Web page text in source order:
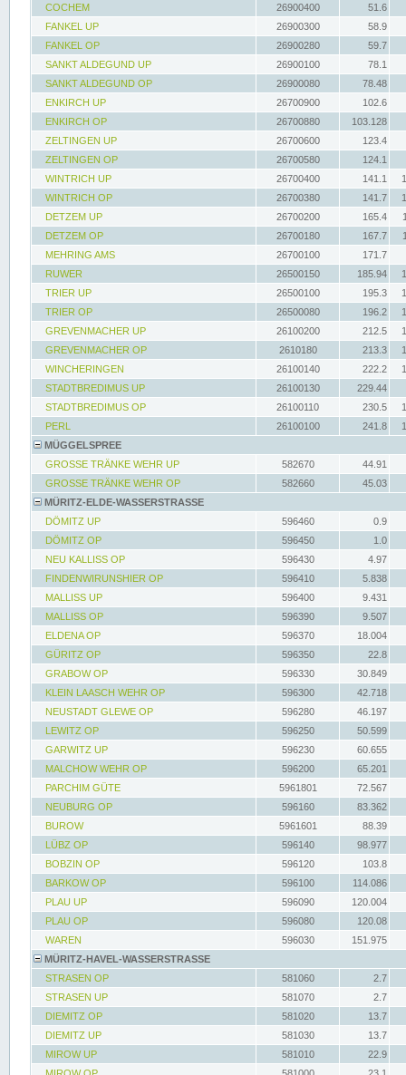
COCHEM
26900400
51.6
FANKEL UP
26900300
58.9
FANKEL OP
26900280
59.7
SANKT ALDEGUND UP
26900100
78.1
SANKT ALDEGUND OP
26900080
78.48
ENKIRCH UP
26700900
102.6
ENKIRCH OP
26700880
103.128
ZELTINGEN UP
26700600
123.4
ZELTINGEN OP
26700580
124.1
WINTRICH UP
26700400 141.1
WINTRICH OP
26700380 141.7
DETZEM UP
26700200 165.4
DETZEM OP
26700180 167.7
MEHRING AMS
26700100
171.7
RUWER
26500150 185.94
TRIER UP
26500100 195.3
TRIER OP
26500080 196.2
GREVENMACHER UP
26100200 212.5
GREVENMACHER OP
2610180 213.3
WINCHERINGEN
26100140 222.2
STADTBREDIMUS UP
26100130
229.44
STADTBREDIMUS OP
26100110 230.5
PERL
26100100 241.8
MÜGGELSPREE
GROSSE TRÄNKE WEHR UP
582670
44.91
GROSSE TRÄNKE WEHR OP
582660
45.03
MÜRITZ-ELDE-WASSERSTRASSE
DÖMITZ UP
596460
0.9
DÖMITZ OP
596450
1.0
NEU KALLISS OP
596430
4.97
FINDENWIRUNSHIER OP
596410
5.838
MALLISS UP
596400
9.431
MALLISS OP
596390
9.507
ELDENA OP
596370
18.004
GÜRITZ OP
596350
22.8
GRABOW OP
596330
30.849
KLEIN LAASCH WEHR OP
596300
42.718
NEUSTADT GLEWE OP
596280
46.197
LEWITZ OP
596250
50.599
GARWITZ UP
596230
60.655
MALCHOW WEHR OP
596200
65.201
PARCHIM GÜTE
5961801
72.567
NEUBURG OP
596160
83.362
BUROW
5961601
88.39
LÜBZ OP
596140
98.977
BOBZIN OP
596120
103.8
BARKOW OP
596100
114.086
PLAU UP
596090
120.004
PLAU OP
596080
120.08
WAREN
596030
151.975
MÜRITZ-HAVEL-WASSERSTRASSE
STRASEN OP
581060
2.7
STRASEN UP
581070
2.7
DIEMITZ OP
581020
13.7
DIEMITZ UP
581030
13.7
MIROW UP
581010
22.9